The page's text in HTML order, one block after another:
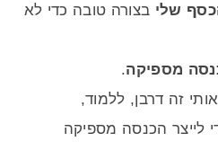
שלי בצורה טובה כדי לא
מספיקה.
זה דרבן, ללמוד,
לייצר הכנסה מספיקה